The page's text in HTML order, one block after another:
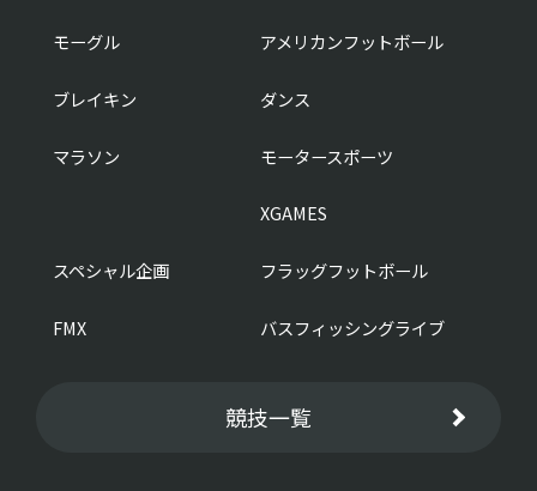
モーグル アメリカンフットボール
ブレイキン ダンス
マラソン モータースポーツ
XGAMES
スペシャル企画 フラッグフットボール
FMX バスフィッシングライブ
競技一覧